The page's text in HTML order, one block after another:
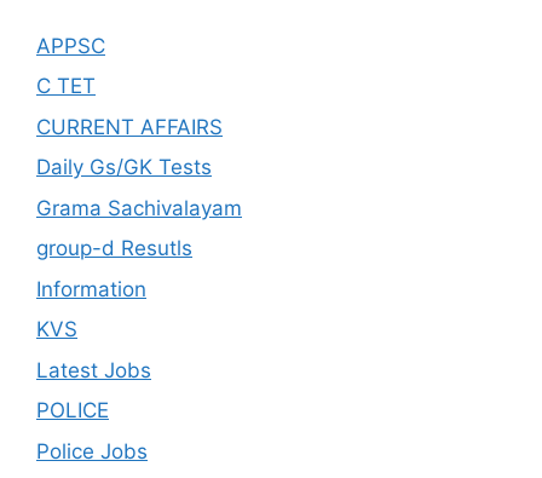
APPSC
C TET
CURRENT AFFAIRS
Daily Gs/GK Tests
Grama Sachivalayam
group-d Resutls
Information
KVS
Latest Jobs
POLICE
Police Jobs